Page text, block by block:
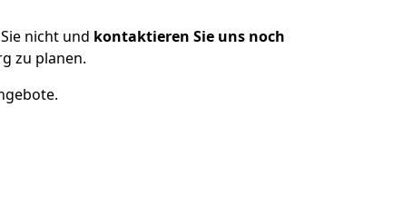
nicht und kontaktieren Sie uns noch
zu planen.